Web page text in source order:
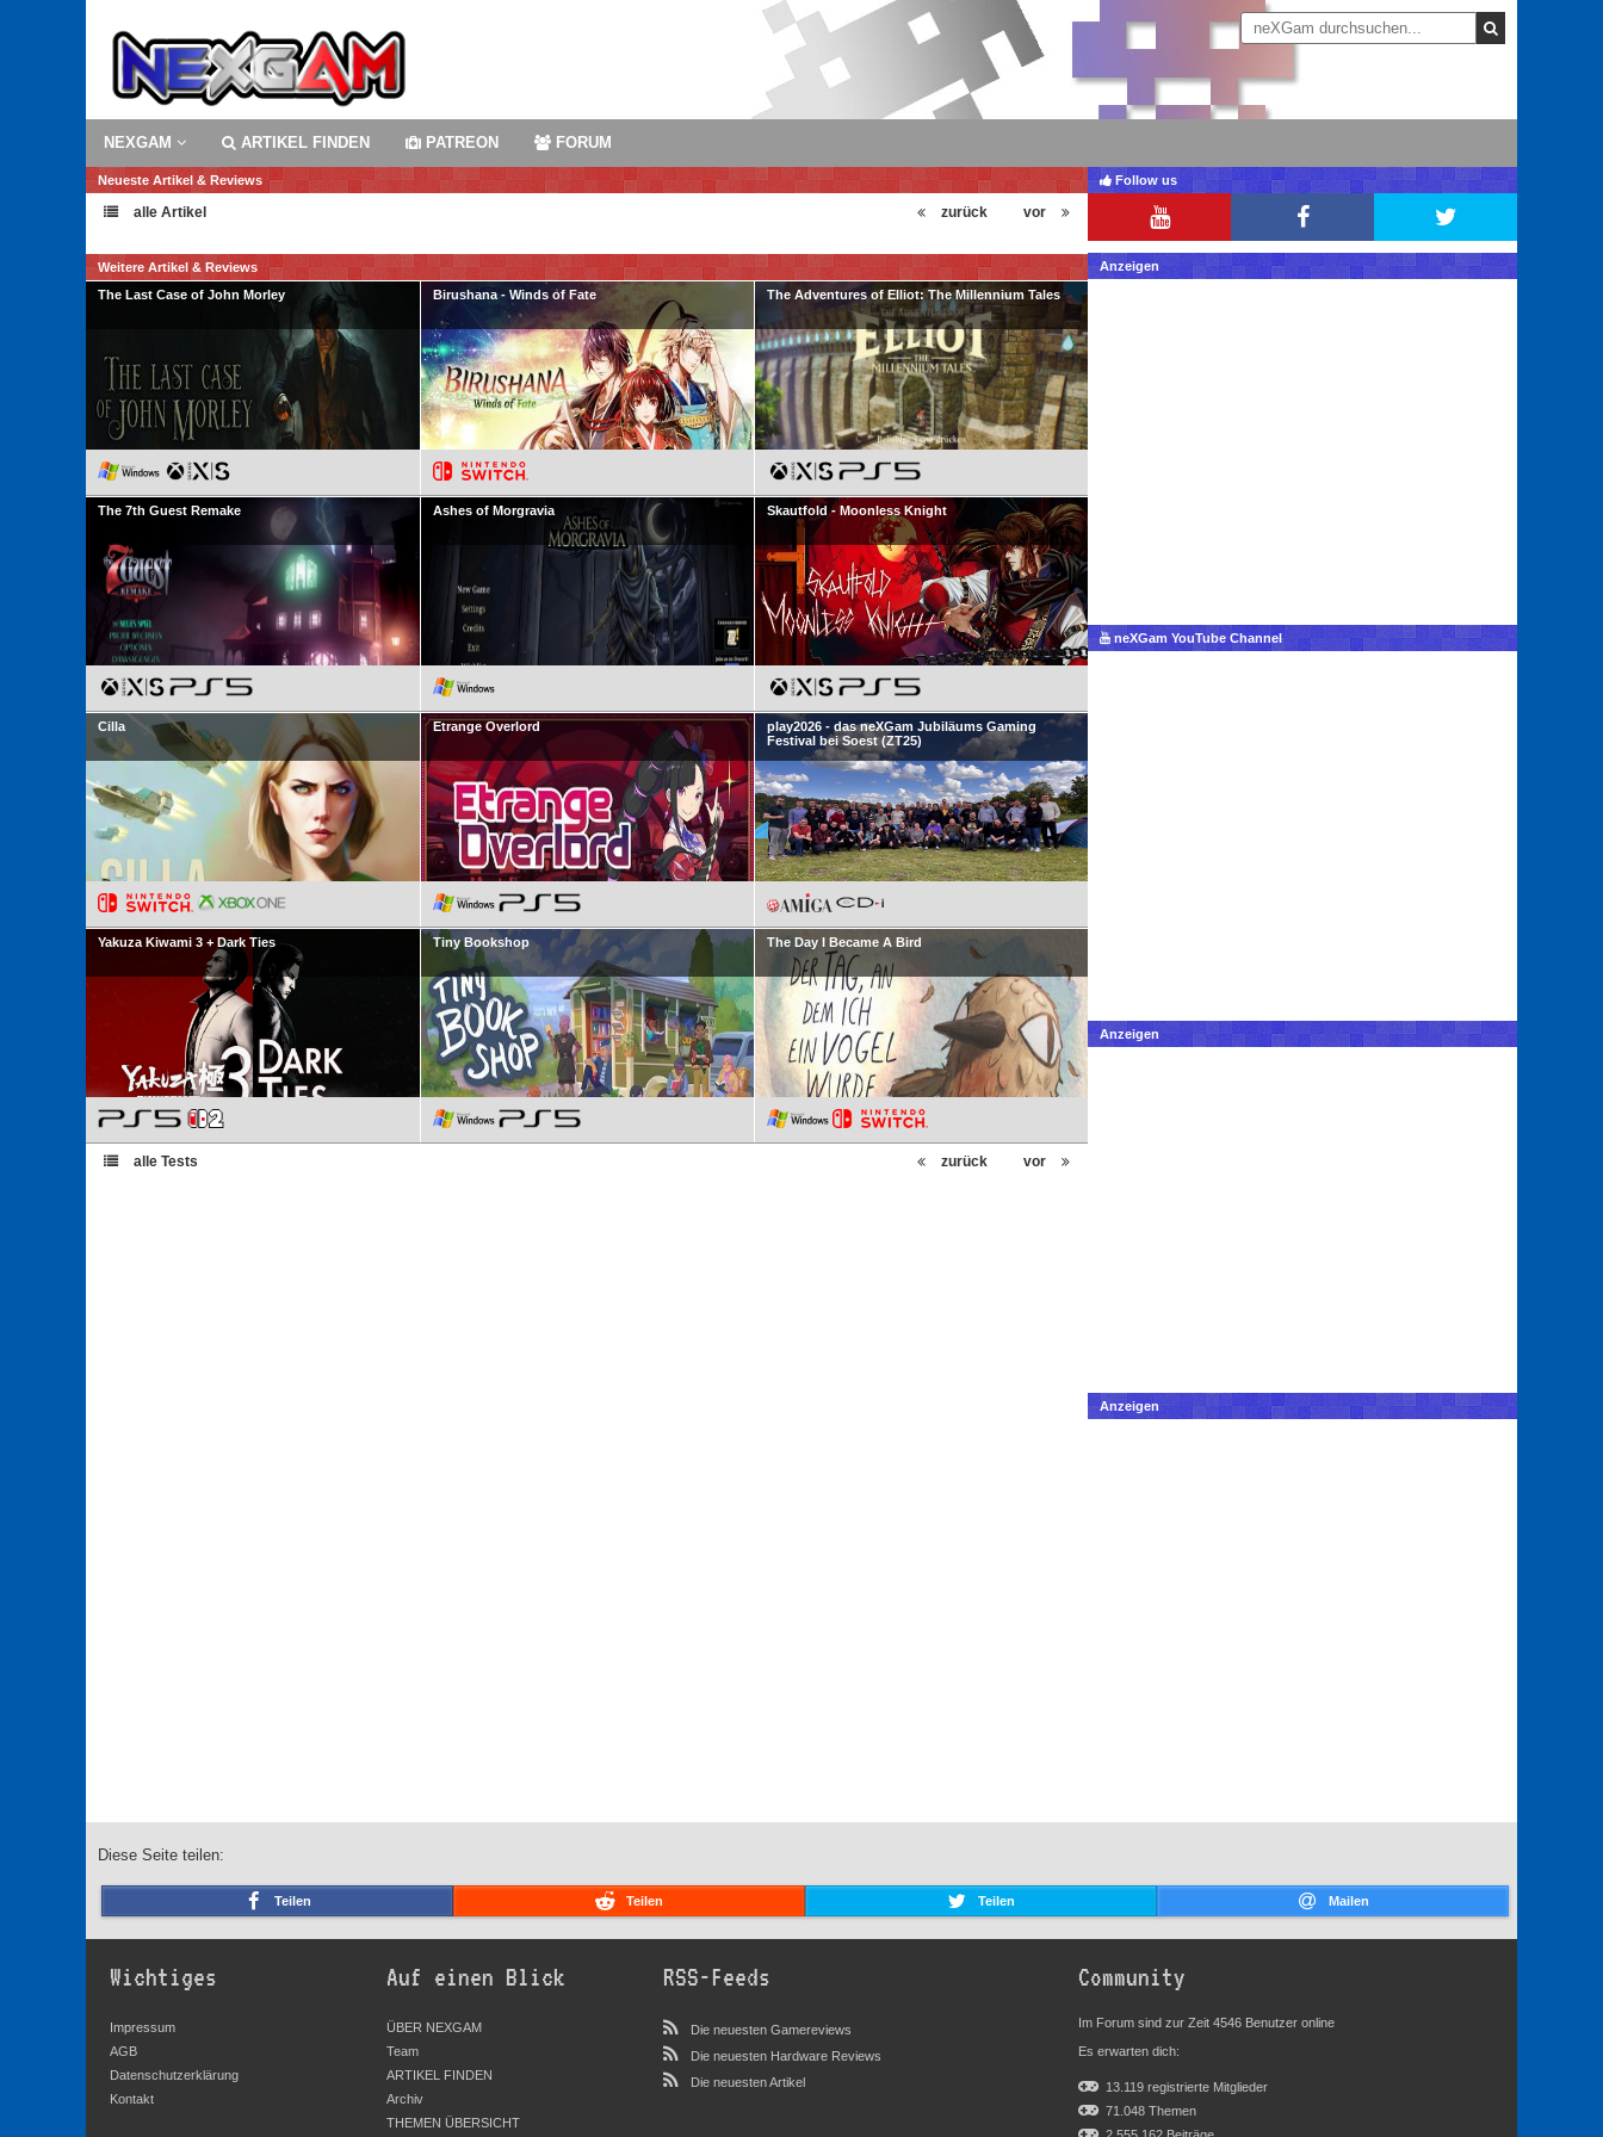
NEXGAM ARTIKEL FINDEN PATREON FORUM
Neueste Artikel & Reviews
alle Artikel vor
zurück
Weitere Artikel & Reviews
The Last Case of John Morley
Birushana - Winds of Fate The Adventures of Elliot: The Millennium Tales
The 7th Guest Remake Ashes of Morgravia Skautfold - Moonless Knight
Cilla Etrange Overlord
play2026 - das neXGam Jubiläums Gaming
Festival bei Soest (ZT25)
Yakuza Kiwami 3 + Dark Ties Tiny Bookshop The Day I Became A Bird
alle Tests vor
zurück
Follow us
Anzeigen
neXGam YouTube Channel
Anzeigen
Anzeigen
Diese Seite teilen:
Teilen Teilen Teilen Mailen
Wichtiges
Impressum
AGB
Datenschutzerklärung
Kontakt
Auf einen Blick
ÜBER NEXGAM
Team
ARTIKEL FINDEN
Archiv
THEMEN ÜBERSICHT
RSS-Feeds
Die neuesten Gamereviews
Die neuesten Hardware Reviews
Die neuesten Artikel
Community
Im Forum sind zur Zeit 4546 Benutzer online
Es erwarten dich:
13.119 registrierte Mitglieder
71.048 Themen